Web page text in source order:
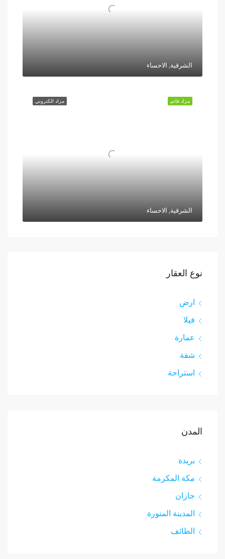
الشرقية, الاحساء
مزاد الكتروني مزاد قائم
الشرقية, الاحساء
نوع العقار
ارض
فيلا
عمارة
شقة
استراحة
المدن
بريدة
مكة المكرمة
جازان
المدينة المنورة
الطائف